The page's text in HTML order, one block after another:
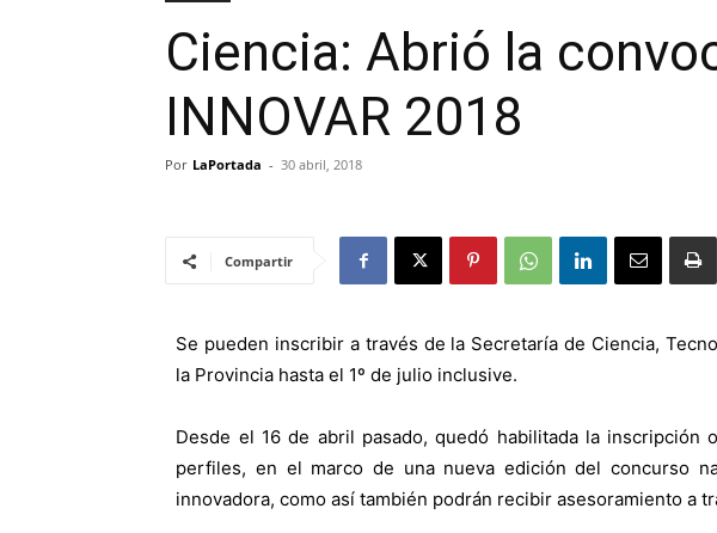
Ciencia: Abrió la
INNOVAR 2018
Por LaPortada - 30 abril, 2018
Compartir
Se pueden inscribir a través de la Secretaría de Ciencia,
la Provincia hasta el 1º de julio inclusive.
Desde el 16 de abril pasado, quedó habilitada la inscripción
perfiles, en el marco de una nueva edición del concurso
innovadora, como así también podrán recibir asesoramiento a